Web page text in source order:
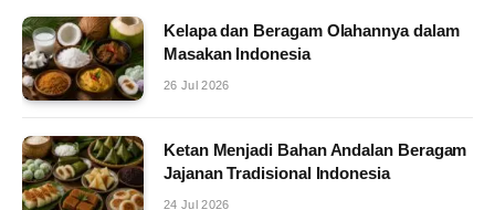
Kelapa dan Beragam Olahannya dalam
Masakan Indonesia
26 Jul 2026
Ketan Menjadi Bahan Andalan Beragam
Jajanan Tradisional Indonesia
24 Jul 2026